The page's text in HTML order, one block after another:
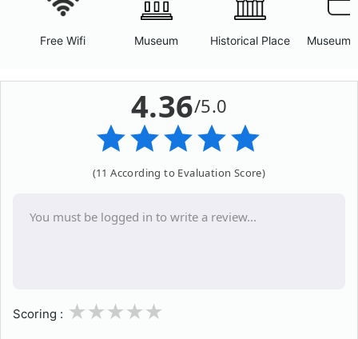
Free Wifi Museum Historical Place Museum
4.36/5.0
(11 According to Evaluation Score)
Scoring : 3
2
1